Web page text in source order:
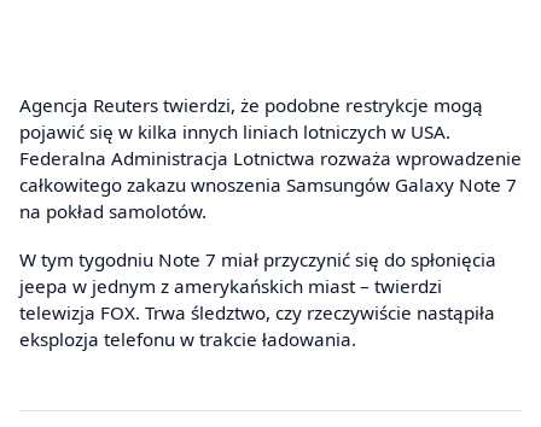
Agencja Reuters twierdzi, że podobne restrykcje mogą
pojawić się w kilka innych liniach lotniczych w USA.
Federalna Administracja Lotnictwa rozważa wprowadzenie
całkowitego zakazu wnoszenia Samsungów Galaxy Note 7
na pokład samolotów.
W tym tygodniu Note 7 miał przyczynić się do spłonięcia
jeepa w jednym z amerykańskich miast – twierdzi
telewizja FOX. Trwa śledztwo, czy rzeczywiście nastąpiła
eksplozja telefonu w trakcie ładowania.